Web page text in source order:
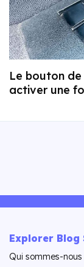
Le bouton
activer une
Explorer Blog
Qui sommes-nous